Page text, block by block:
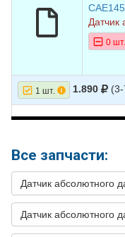
JEEP
10 JEEP
12 JEEP
GRAND
13 JEEP
14 JEEP
Датчик
0
1 шт. 1.890
Все запчасти:
Датчик абсолютного
Датчик абсолютного